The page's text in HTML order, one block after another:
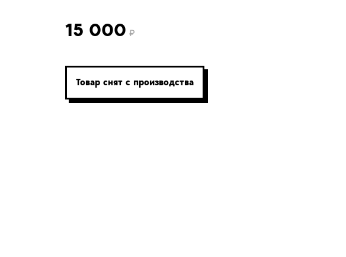
15 000
Товар снят с производства